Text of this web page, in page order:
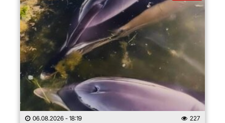
06.08.2026 - 18:19 227